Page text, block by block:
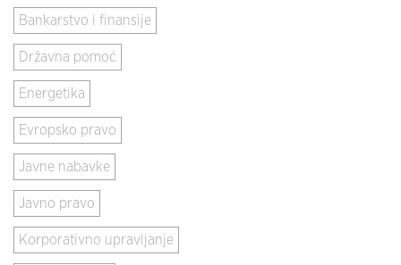
Bankarstvo i finansije
Državna pomoć
Energetika
Evropsko pravo
Javne nabavke
Javno pravo
Korporativno upravljanje